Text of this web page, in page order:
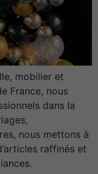
mobilier et
France, nous
dans la
nous mettons à
raffinés et